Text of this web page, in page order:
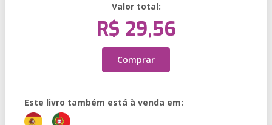
Valor total:
R$ 29,56
Comprar
Este livro também está à venda em: